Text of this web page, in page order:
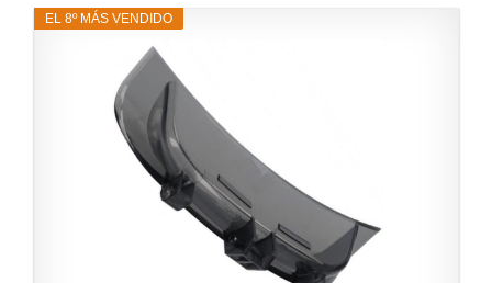
EL 8º MÁS VENDIDO